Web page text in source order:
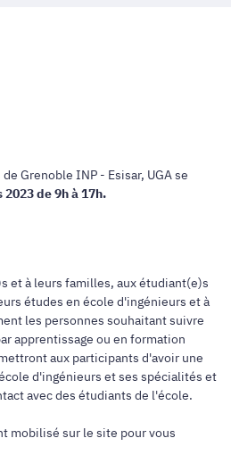
Grenoble INP - Esisar, UGA se
de 9h à 17h.
et à leurs familles, aux étudiant(e)s
études en école d'ingénieurs et à
les personnes souhaitant suivre
apprentissage ou en formation
aux participants d'avoir une
d'ingénieurs et ses spécialités et
avec des étudiants de l'école.
mobilisé sur le site pour vous